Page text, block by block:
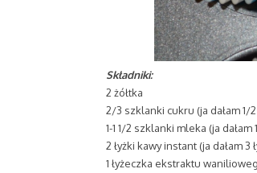
Składniki:
2 żółtka
2/3 szklanki cukru (ja dałam 1/
1-1 1/2 szklanki mleka (ja dałam
2 łyżki kawy instant (ja dałam 3
1 łyżeczka ekstraktu